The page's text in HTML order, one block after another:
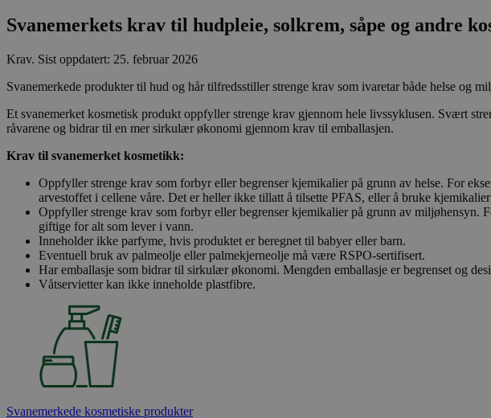
Svanemerkets krav til hudpleie, solkrem, såpe og andre
Krav. Sist oppdatert: 25. februar 2026
Svanemerkede produkter til hud og hår tilfredsstiller strenge krav som ivaretar både helse og
Et svanemerket kosmetisk produkt oppfyller strenge krav gjennom hele livssyklusen. Svært
råvarene og bidrar til en mer sirkulær økonomi gjennom krav til emballasjen.
Krav til svanemerket kosmetikk:
Oppfyller strenge krav som forbyr eller begrenser kjemikalier på grunn av helse. For
arvestoffet i cellene våre. Det er heller ikke tillatt å tilsette PFAS, eller å bruke
Oppfyller strenge krav som forbyr eller begrenser kjemikalier på grunn av miljøhensyn.
giftige for alt som lever i vann.
Inneholder ikke parfyme, hvis produktet er beregnet til babyer eller barn.
Eventuell bruk av palmeolje eller palmekjerneolje må være RSPO-sertifisert.
Har emballasje som bidrar til sirkulær økonomi. Mengden emballasje er begrenset og
Våtservietter kan ikke inneholde plastfibre.
Svanemerkede kosmetiske produkter